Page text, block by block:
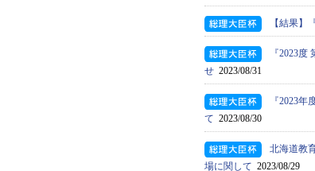
【結果】
『2023
せ 2023/08/31
『2023
て 2023/08/30
北海道教
場に関して 2023/08/29